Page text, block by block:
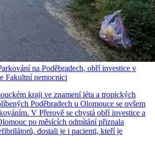
na Poděbradech, obří investice v
Fakultní nemocnici
kraji ve znamení léta a tropických
Poděbradech u Olomouce se ovšem
V Přerově se chystá obří investice a
po měsících odmítání přiznala
dostali je i pacienti, kteří je